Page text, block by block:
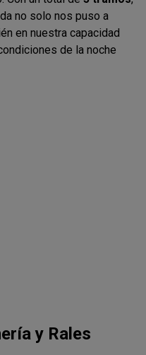
no solo nos puso a
en nuestra capacidad
de la noche
y Rales